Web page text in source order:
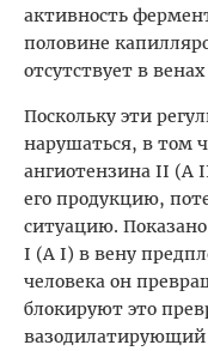
активность
половине
отсутствует в
Поскольку эти
нарушаться, в том
ангиотензина II (A
его продукцию,
ситуацию.
I (А I) в вену
человека он
блокируют это
вазодилатирующий